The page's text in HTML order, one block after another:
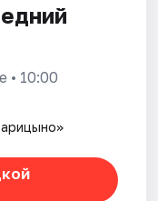
• 10:00